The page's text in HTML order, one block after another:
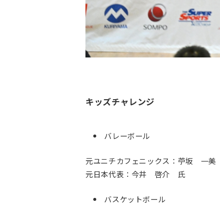
キッズチャレンジ
バレーボール
元ユニチカフェニックス：苧坂 一
元日本代表：今井 啓介 氏
バスケットボール